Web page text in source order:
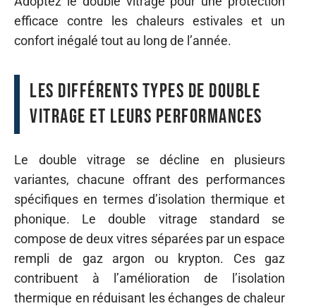
efficace contre les chaleurs estivales et un
confort inégalé tout au long de l’année.
Les différents types de double
vitrage et leurs performances
Le double vitrage se décline en plusieurs
variantes, chacune offrant des performances
spécifiques en termes d’isolation thermique et
phonique. Le double vitrage standard se
compose de deux vitres séparées par un espace
rempli de gaz argon ou krypton. Ces gaz
contribuent à l’amélioration de l’isolation
thermique en réduisant les échanges de chaleur